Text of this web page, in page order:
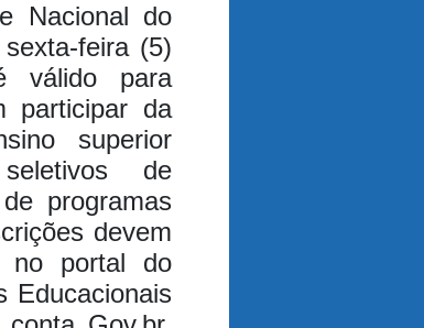
Nacional do
feira (5)
válido para
participar da
superior
de
programas
devem
no portal do
Educacionais